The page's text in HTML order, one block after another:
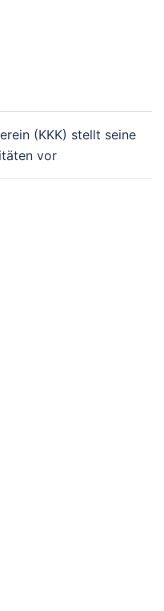
(KKK) stellt seine
vor